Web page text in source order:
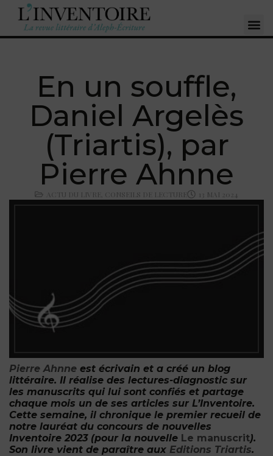
En un souffle,
Daniel Argelès
(Triartis), par
Pierre Ahnne
ACTU DU LIVRE CONSEILS DE LECTURE 13 MAI 2024
Pierre Ahnne est écrivain et a créé un blog
littéraire. Il réalise des lectures-diagnostic sur
les manuscrits qui lui sont confiés et partage
chaque mois un de ses articles sur L’Inventoire.
Cette semaine, il chronique le premier recueil de
notre lauréat du concours de nouvelles
Inventoire 2023 (pour la nouvelle Le manuscrit).
Son livre vient de paraître aux Editions Triartis.